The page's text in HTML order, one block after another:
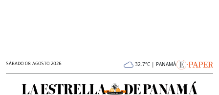
SÁBADO 08 AGOSTO 2026 32.7°C | PANAMÁ